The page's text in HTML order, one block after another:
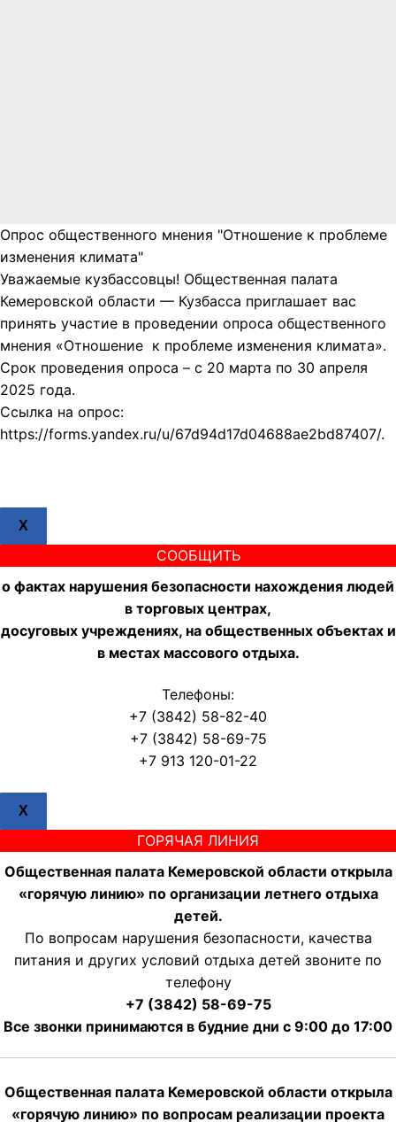
Опрос общественного мнения "Отношение к проблеме
изменения климата"
Уважаемые кузбассовцы! Общественная палата
Кемеровской области — Кузбасса приглашает вас
принять участие в проведении опроса общественного
мнения «Отношение к проблеме изменения климата».
Срок проведения опроса – с 20 марта по 30 апреля
2025 года.
Ссылка на опрос:
https://forms.yandex.ru/u/67d94d17d04688ae2bd87407/.
X
СООБЩИТЬ
о фактах нарушения безопасности нахождения людей
в торговых центрах,
досуговых учреждениях, на общественных объектах и
в местах массового отдыха.
Телефоны:
+7 (3842) 58-82-40
+7 (3842) 58-69-75
+7 913 120-01-22
X
ГОРЯЧАЯ ЛИНИЯ
Общественная палата Кемеровской области открыла
«горячую линию» по организации летнего отдыха
детей.
По вопросам нарушения безопасности, качества
питания и других условий отдыха детей звоните по
телефону
+7 (3842) 58-69-75
Все звонки принимаются в будние дни с 9:00 до 17:00
Общественная палата Кемеровской области открыла
«горячую линию» по вопросам реализации проекта